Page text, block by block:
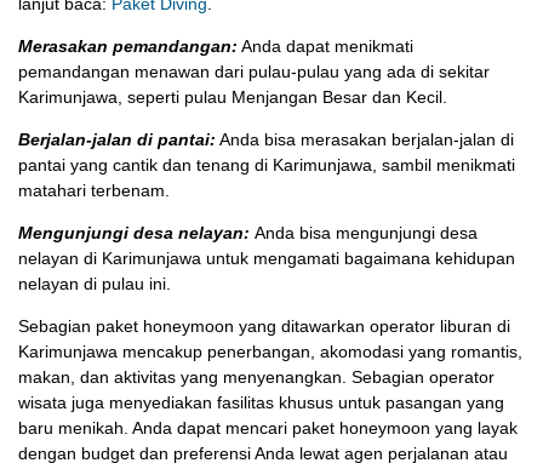
lanjut baca: Paket Diving.
Merasakan pemandangan: Anda dapat menikmati
pemandangan menawan dari pulau-pulau yang ada di sekitar
Karimunjawa, seperti pulau Menjangan Besar dan Kecil.
Berjalan-jalan di pantai: Anda bisa merasakan berjalan-jalan di
pantai yang cantik dan tenang di Karimunjawa, sambil menikmati
matahari terbenam.
Mengunjungi desa nelayan: Anda bisa mengunjungi desa
nelayan di Karimunjawa untuk mengamati bagaimana kehidupan
nelayan di pulau ini.
Sebagian paket honeymoon yang ditawarkan operator liburan di
Karimunjawa mencakup penerbangan, akomodasi yang romantis,
makan, dan aktivitas yang menyenangkan. Sebagian operator
wisata juga menyediakan fasilitas khusus untuk pasangan yang
baru menikah. Anda dapat mencari paket honeymoon yang layak
dengan budget dan preferensi Anda lewat agen perjalanan atau